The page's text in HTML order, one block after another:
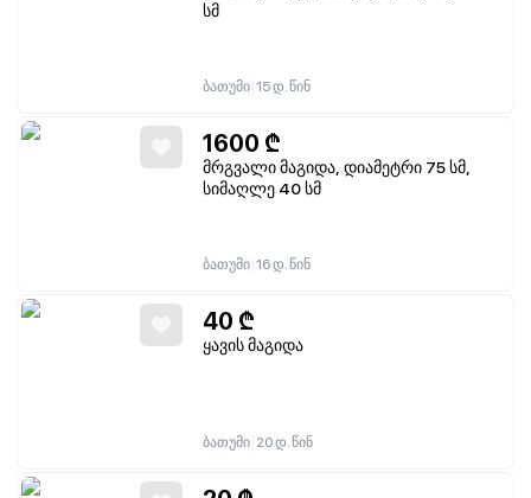
სმ
ბათუმი 15 დ. წინ
1600 ₾
მრგვალი მაგიდა, დიამეტრი 75 სმ,
სიმაღლე 40 სმ
ბათუმი 16 დ. წინ
40 ₾
ყავის მაგიდა
ბათუმი 20 დ. წინ